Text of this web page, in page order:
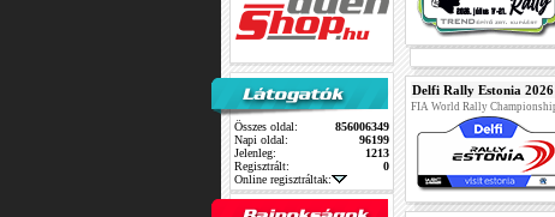
Összes oldal:
856006349
Napi oldal:
96199
Jelenleg:
1213
Regisztrált:
0
Online regisztráltak:
Delfi Rally Estonia 2026
FIA World Rally